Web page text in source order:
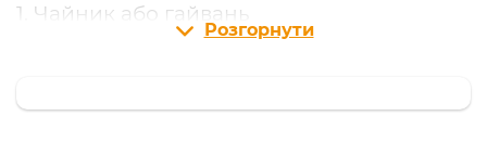
1. Чайник або гайвань
Розгорнути